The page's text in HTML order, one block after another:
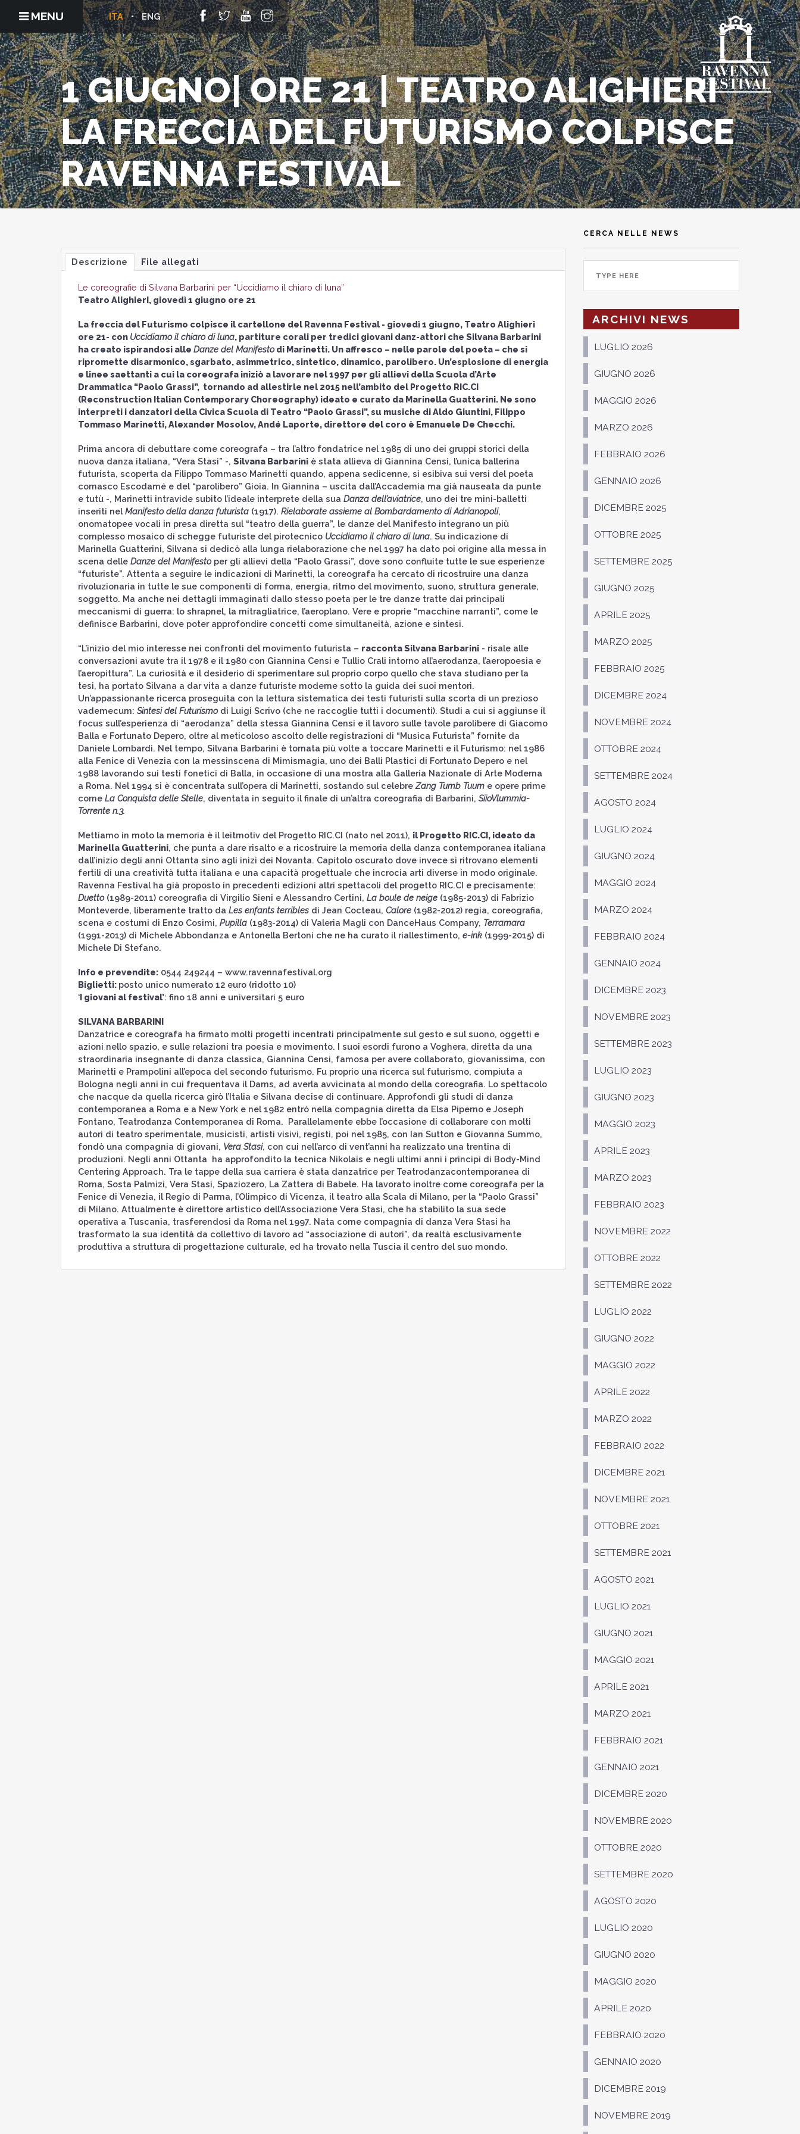
MENU ENG
ITA
1 GIUGNO| ORE 21 | TEATRO ALIGHIERI
LA FRECCIA DEL FUTURISMO COLPISCE
RAVENNA FESTIVAL
Descrizione File allegati
Le coreografie di Silvana Barbarini per “Uccidiamo il chiaro di luna”
Teatro Alighieri, giovedì 1 giugno ore 21
La freccia del Futurismo colpisce il cartellone del Ravenna Festival - giovedì 1 giugno, Teatro Alighieri
ore 21- con Uccidiamo il chiaro di luna, partiture corali per tredici giovani danz-attori che Silvana Barbarini
ha creato ispirandosi alle Danze del Manifestodi Marinetti. Un affresco – nelle parole del poeta – che si
ripromette disarmonico, sgarbato, asimmetrico, sintetico, dinamico, parolibero. Un’esplosione di energia
e linee saettanti a cui la coreografa iniziò a lavorare nel 1997 per gli allievi della Scuola d’Arte
Drammatica “Paolo Grassi”, tornando ad allestirle nel 2015 nell’ambito del Progetto RIC.CI
(Reconstruction Italian Contemporary Choreography) ideato e curato da Marinella Guatterini. Ne sono
interpreti i danzatori della Civica Scuola di Teatro “Paolo Grassi”, su musiche di Aldo Giuntini, Filippo
Tommaso Marinetti, Alexander Mosolov, Andé Laporte, direttore del coro è Emanuele De Checchi.
Prima ancora di debuttare come coreografa – tra l’altro fondatrice nel 1985 di uno dei gruppi storici della
nuova danza italiana, “Vera Stasi” -, Silvana Barbariniè stata allieva di Giannina Censi, l’unica ballerina
futurista, scoperta da Filippo Tommaso Marinetti quando, appena sedicenne, si esibiva sui versi del poeta
comasco Escodamé e del “parolibero” Gioia. In Giannina – uscita dall’Accademia ma già nauseata da punte
e tutù -, Marinetti intravide subito l’ideale interprete della sua Danza dell’aviatrice, uno dei tre mini-balletti
inseriti nelManifesto della danza futurista(1917). Rielaborate assieme al Bombardamento di Adrianopoli,
onomatopee vocali in presa diretta sul “teatro della guerra”, le danze del Manifesto integrano un più
complesso mosaico di schegge futuriste del pirotecnico Uccidiamo il chiaro di luna. Su indicazione di
Marinella Guatterini, Silvana si dedicò alla lunga rielaborazione che nel 1997 ha dato poi origine alla messa in
scena delle Danze del Manifestoper gli allievi della “Paolo Grassi”, dove sono confluite tutte le sue esperienze
“futuriste”. Attenta a seguire le indicazioni di Marinetti, la coreografa ha cercato di ricostruire una danza
rivoluzionaria in tutte le sue componenti di forma, energia, ritmo del movimento, suono, struttura generale,
soggetto. Ma anche nei dettagli immaginati dallo stesso poeta per le tre danze tratte dai principali
meccanismi di guerra: lo shrapnel, la mitragliatrice, l’aeroplano. Vere e proprie “macchine narranti”, come le
definisce Barbarini, dove poter approfondire concetti come simultaneità, azione e sintesi.
“L’inizio del mio interesse nei confronti del movimento futurista – racconta Silvana Barbarini- risale alle
conversazioni avute tra il 1978 e il 1980 con Giannina Censi e Tullio Crali intorno all’aerodanza, l’aeropoesia e
l’aeropittura”. La curiosità e il desiderio di sperimentare sul proprio corpo quello che stava studiano per la
tesi, ha portato Silvana a dar vita a danze futuriste moderne sotto la guida dei suoi mentori.
Un’appassionante ricerca proseguita con la lettura sistematica dei testi futuristi sulla scorta di un prezioso
vademecum: Sintesi del Futurismo di Luigi Scrivo (che ne raccoglie tutti i documenti). Studi a cui si aggiunse il
focus sull’esperienza di “aerodanza” della stessa Giannina Censi e il lavoro sulle tavole parolibere di Giacomo
Balla e Fortunato Depero, oltre al meticoloso ascolto delle registrazioni di “Musica Futurista” fornite da
Daniele Lombardi. Nel tempo, Silvana Barbarini è tornata più volte a toccare Marinetti e il Futurismo: nel 1986
alla Fenice di Venezia con la messinscena di Mimismagia, uno dei Balli Plastici di Fortunato Depero e nel
1988 lavorando sui testi fonetici di Balla, in occasione di una mostra alla Galleria Nazionale di Arte Moderna
a Roma. Nel 1994 si è concentrata sull’opera di Marinetti, sostando sul celebreZang Tumb Tuume opere prime
come La Conquista delle Stelle, diventata in seguito il finale di un’altra coreografia di Barbarini, SiioVlummia-
Torrente n.3.
Mettiamo in moto la memoria è il leitmotiv del Progetto RIC.CI (nato nel 2011), il Progetto RIC.CI, ideato da
Marinella Guatterini, che punta a dare risalto e a ricostruire la memoria della danza contemporanea italiana
dall’inizio degli anni Ottanta sino agli inizi dei Novanta. Capitolo oscurato dove invece si ritrovano elementi
fertili di una creatività tutta italiana e una capacità progettuale che incrocia arti diverse in modo originale.
Ravenna Festival ha già proposto in precedenti edizioni altri spettacoli del progetto RIC.CI e precisamente:
Duetto(1989-2011) coreografia di Virgilio Sieni e Alessandro Certini, La boule de neige(1985-2013) di Fabrizio
Monteverde, liberamente tratto da Les enfants terriblesdi Jean Cocteau, Calore(1982-2012) regia, coreografia,
scena e costumi di Enzo Cosimi, Pupilla(1983-2014) di Valeria Magli con DanceHaus Company, Terramara
(1991-2013) di Michele Abbondanza e Antonella Bertoni che ne ha curato il riallestimento, e-ink(1999-2015) di
Michele Di Stefano.
Info e prevendite:0544 249244 – www.ravennafestival.org
Biglietti: posto unico numerato 12 euro (ridotto 10)
‘I giovani al festival’: fino 18 anni e universitari 5 euro
SILVANA BARBARINI
Danzatrice e coreografa ha firmato molti progetti incentrati principalmente sul gesto e sul suono, oggetti e
azioni nello spazio, e sulle relazioni tra poesia e movimento. I suoi esordi furono a Voghera, diretta da una
straordinaria insegnante di danza classica, Giannina Censi, famosa per avere collaborato, giovanissima, con
Marinetti e Prampolini all’epoca del secondo futurismo. Fu proprio una ricerca sul futurismo, compiuta a
Bologna negli anni in cui frequentava il Dams, ad averla avvicinata al mondo della coreografia. Lo spettacolo
che nacque da quella ricerca girò l’Italia e Silvana decise di continuare. Approfondì gli studi di danza
contemporanea a Roma e a New York e nel 1982 entrò nella compagnia diretta da Elsa Piperno e Joseph
Fontano, Teatrodanza Contemporanea di Roma. Parallelamente ebbe l’occasione di collaborare con molti
autori di teatro sperimentale, musicisti, artisti visivi, registi, poi nel 1985, con Ian Sutton e Giovanna Summo,
fondò una compagnia di giovani, Vera Stasi, con cui nell’arco di vent’anni ha realizzato una trentina di
produzioni. Negli anni Ottanta ha approfondito la tecnica Nikolais e negli ultimi anni i principi di Body-Mind
Centering Approach. Tra le tappe della sua carriera è stata danzatrice per Teatrodanzacontemporanea di
Roma, Sosta Palmizi, Vera Stasi, Spaziozero, La Zattera di Babele. Ha lavorato inoltre come coreografa per la
Fenice di Venezia, il Regio di Parma, l’Olimpico di Vicenza, il teatro alla Scala di Milano, per la “Paolo Grassi”
di Milano. Attualmente è direttore artistico dell’Associazione Vera Stasi, che ha stabilito la sua sede
operativa a Tuscania, trasferendosi da Roma nel 1997. Nata come compagnia di danza Vera Stasi ha
trasformato la sua identità da collettivo di lavoro ad “associazione di autori”, da realtà esclusivamente
produttiva a struttura di progettazione culturale, ed ha trovato nella Tuscia il centro del suo mondo.
CERCA NELLE NEWS
ARCHIVI NEWS
LUGLIO 2026
GIUGNO 2026
MAGGIO 2026
MARZO 2026
FEBBRAIO 2026
GENNAIO 2026
DICEMBRE 2025
OTTOBRE 2025
SETTEMBRE 2025
GIUGNO 2025
APRILE 2025
MARZO 2025
FEBBRAIO 2025
DICEMBRE 2024
NOVEMBRE 2024
OTTOBRE 2024
SETTEMBRE 2024
AGOSTO 2024
LUGLIO 2024
GIUGNO 2024
MAGGIO 2024
MARZO 2024
FEBBRAIO 2024
GENNAIO 2024
DICEMBRE 2023
NOVEMBRE 2023
SETTEMBRE 2023
LUGLIO 2023
GIUGNO 2023
MAGGIO 2023
APRILE 2023
MARZO 2023
FEBBRAIO 2023
NOVEMBRE 2022
OTTOBRE 2022
SETTEMBRE 2022
LUGLIO 2022
GIUGNO 2022
MAGGIO 2022
APRILE 2022
MARZO 2022
FEBBRAIO 2022
DICEMBRE 2021
NOVEMBRE 2021
OTTOBRE 2021
SETTEMBRE 2021
AGOSTO 2021
LUGLIO 2021
GIUGNO 2021
MAGGIO 2021
APRILE 2021
MARZO 2021
FEBBRAIO 2021
GENNAIO 2021
DICEMBRE 2020
NOVEMBRE 2020
OTTOBRE 2020
SETTEMBRE 2020
AGOSTO 2020
LUGLIO 2020
GIUGNO 2020
MAGGIO 2020
APRILE 2020
FEBBRAIO 2020
GENNAIO 2020
DICEMBRE 2019
NOVEMBRE 2019